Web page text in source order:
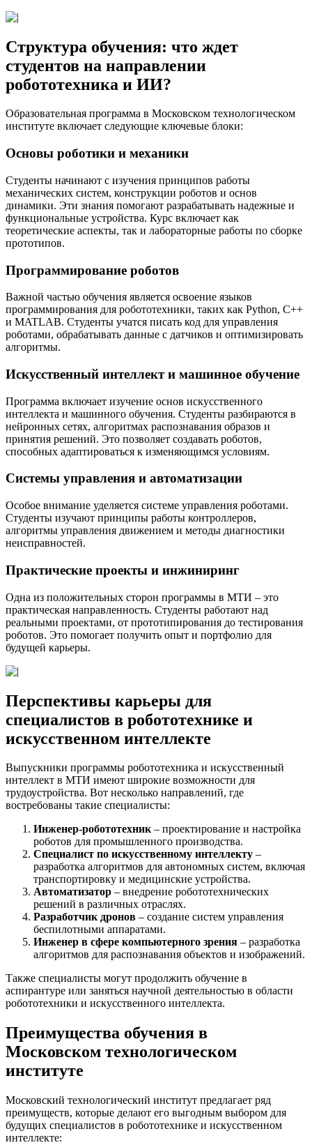
Структура обучения: что ждет
студентов на направлении
робототехника и ИИ?
Образовательная программа в Московском технологическом
институте включает следующие ключевые блоки:
Основы роботики и механики
Студенты начинают с изучения принципов работы
механических систем, конструкции роботов и основ
динамики. Эти знания помогают разрабатывать надежные и
функциональные устройства. Курс включает как
теоретические аспекты, так и лабораторные работы по сборке
прототипов.
Программирование роботов
Важной частью обучения является освоение языков
программирования для робототехники, таких как Python, C++
и MATLAB. Студенты учатся писать код для управления
роботами, обрабатывать данные с датчиков и оптимизировать
алгоритмы.
Искусственный интеллект и машинное обучение
Программа включает изучение основ искусственного
интеллекта и машинного обучения. Студенты разбираются в
нейронных сетях, алгоритмах распознавания образов и
принятия решений. Это позволяет создавать роботов,
способных адаптироваться к изменяющимся условиям.
Системы управления и автоматизации
Особое внимание уделяется системе управления роботами.
Студенты изучают принципы работы контроллеров,
алгоритмы управления движением и методы диагностики
неисправностей.
Практические проекты и инжиниринг
Одна из положительных сторон программы в МТИ – это
практическая направленность. Студенты работают над
реальными проектами, от прототипирования до тестирования
роботов. Это помогает получить опыт и портфолио для
будущей карьеры.
Перспективы карьеры для
специалистов в робототехнике и
искусственном интеллекте
Выпускники программы робототехника и искусственный
интеллект в МТИ имеют широкие возможности для
трудоустройства. Вот несколько направлений, где
востребованы такие специалисты:
Инженер-робототехник– проектирование и настройка
роботов для промышленного производства.
Специалист по искусственному интеллекту –
разработка алгоритмов для автономных систем, включая
транспортировку и медицинские устройства.
Автоматизатор – внедрение робототехнических
решений в различных отраслях.
Разработчик дронов – создание систем управления
беспилотными аппаратами.
Инженер в сфере компьютерного зрения – разработка
алгоритмов для распознавания объектов и изображений.
Также специалисты могут продолжить обучение в
аспирантуре или заняться научной деятельностью в области
робототехники и искусственного интеллекта.
Преимущества обучения в
Московском технологическом
институте
Московский технологический институт предлагает ряд
преимуществ, которые делают его выгодным выбором для
будущих специалистов в робототехнике и искусственном
интеллекте: